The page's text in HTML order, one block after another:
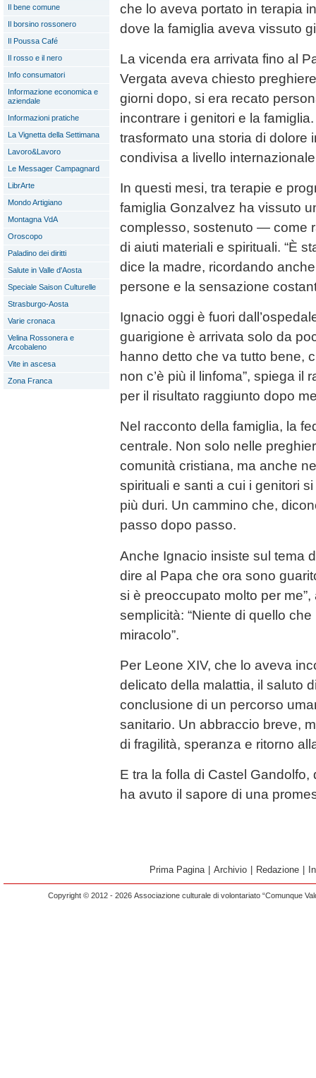
Il bene comune
Il borsino rossonero
Il Poussa Café
Il rosso e il nero
Info consumatori
Informazione economica e
aziendale
Informazioni pratiche
La Vignetta della Settimana
Lavoro&Lavoro
Le Messager Campagnard
LibrArte
Mondo Artigiano
Montagna VdA
Oroscopo
Paladino dei diritti
Salute in Valle d'Aosta
Speciale Saison Culturelle
Strasburgo-Aosta
Varie cronaca
Velina Rossonera e
Arcobaleno
Vite in ascesa
Zona Franca
che lo aveva portato in terapia
dove la famiglia aveva vissuto
La vicenda era arrivata fino al
Vergata aveva chiesto
giorni dopo, si era recato
incontrare i genitori e la
trasformato una storia di dolore
condivisa a livello
In questi mesi, tra terapie e
famiglia Gonzalvez ha vissuto
complesso, sostenuto — come
di aiuti materiali e spirituali. “È
dice la madre, ricordando
persone e la sensazione
Ignacio oggi è fuori
guarigione è arrivata solo da
hanno detto che va tutto bene,
non c’è più il linfoma”, spiega il
per il risultato raggiunto dopo
Nel racconto della famiglia, la
centrale. Non solo nelle
comunità cristiana, ma anche
spirituali e santi a cui i genitori
più duri. Un cammino che,
passo dopo passo.
Anche Ignacio insiste sul tema
dire al Papa che ora sono
si è preoccupato molto per
semplicità: “Niente di quello
miracolo”.
Per Leone XIV, che lo aveva
delicato della malattia, il saluto
conclusione di un percorso
sanitario. Un abbraccio breve,
di fragilità, speranza e ritorno
E tra la folla di Castel Gandolfo,
ha avuto il sapore di una
Prima Pagina Archivio Redazione
Copyright © 2012 - 2026 Associazione culturale di volontariato “Comunque